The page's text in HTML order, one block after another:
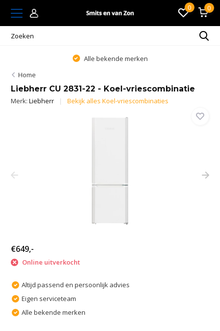
0 0
Alle bekende merken
Home
Liebherr CU 2831-22 - Koel-vriescombinatie
Merk:Liebherr Bekijk alles Koel-vriescombinaties
€649,-
Online uitverkocht
Altijd passend en persoonlijk advies
Eigen serviceteam
Alle bekende merken